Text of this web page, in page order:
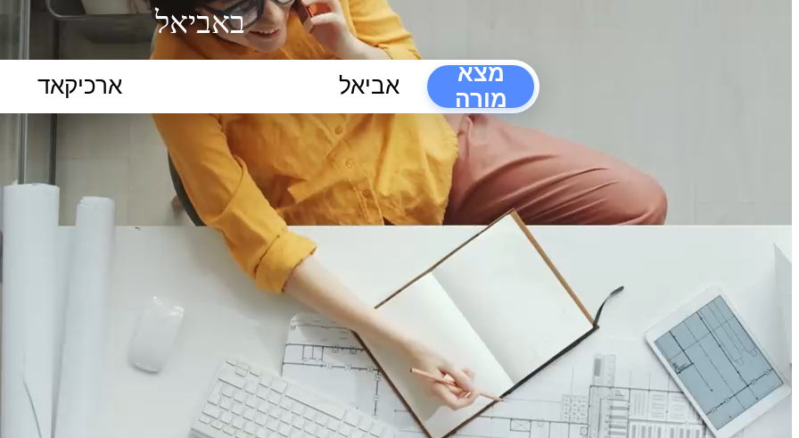
באביאל
הקלידו נושא לימוד...
מצא
מורה
ללמוד אונליין
ללמוד
פרונטלי
השכלה גבוהה הפרעות קשב וריכוז
כלי סינון